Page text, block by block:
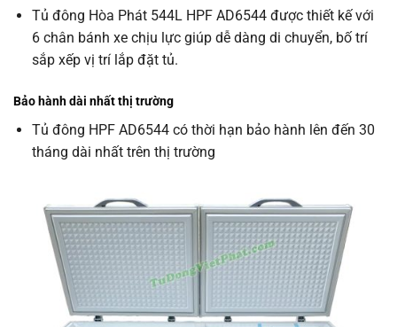
Tủ đông Hòa Phát 544L HPF AD6544 được thiết kế với
6 chân bánh xe chịu lực giúp dễ dàng di chuyển, bố trí
sắp xếp vị trí lắp đặt tủ.
Bảo hành dài nhất thị trường
Tủ đông HPF AD6544 có thời hạn bảo hành lên đến 30
tháng dài nhất trên thị trường